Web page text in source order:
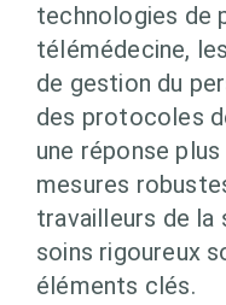
technologies de
télémédecine,
de gestion du
des protocoles
une réponse
mesures
travailleurs de la
soins rigoureux
éléments clés.